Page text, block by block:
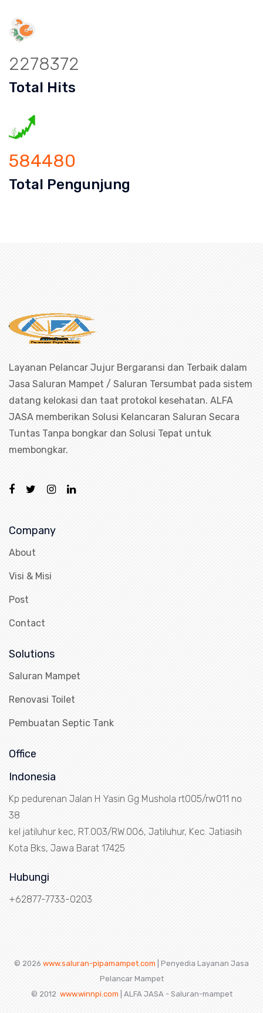
2278372
Total Hits
584480
Total Pengunjung
Layanan Pelancar Jujur Bergaransi dan Terbaik dalam
Jasa Saluran Mampet / Saluran Tersumbat pada sistem
datang kelokasi dan taat protokol kesehatan. ALFA
JASA memberikan Solusi Kelancaran Saluran Secara
Tuntas Tanpa bongkar dan Solusi Tepat untuk
membongkar.
Company
About
Visi & Misi
Post
Contact
Solutions
Saluran Mampet
Renovasi Toilet
Pembuatan Septic Tank
Office
Indonesia
Kp pedurenan Jalan H Yasin Gg Mushola rt005/rw011 no
38
kel jatiluhur kec, RT.003/RW.006, Jatiluhur, Kec. Jatiasih
Kota Bks, Jawa Barat 17425
Hubungi
+62877-7733-0203
© 2026 www.saluran-pipamampet.com | Penyedia Layanan Jasa
Pelancar Mampet
© 2012 www.winnpi.com | ALFA JASA - Saluran-mampet